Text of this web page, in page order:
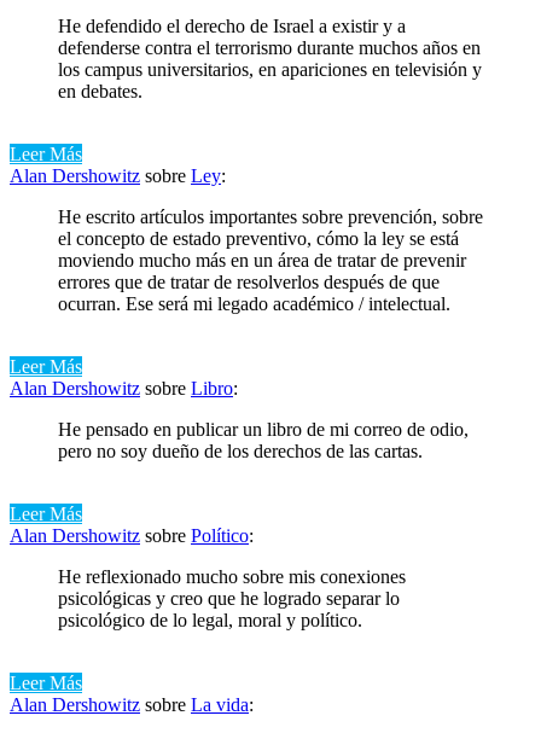
He defendido el derecho de Israel a existir y a
defenderse contra el terrorismo durante muchos años en
los campus universitarios, en apariciones en televisión y
en debates.
Leer Más
Alan Dershowitz sobre Ley:
He escrito artículos importantes sobre prevención, sobre
el concepto de estado preventivo, cómo la ley se está
moviendo mucho más en un área de tratar de prevenir
errores que de tratar de resolverlos después de que
ocurran. Ese será mi legado académico / intelectual.
Leer Más
Alan Dershowitz sobre Libro:
He pensado en publicar un libro de mi correo de odio,
pero no soy dueño de los derechos de las cartas.
Leer Más
Alan Dershowitz sobre Político:
He reflexionado mucho sobre mis conexiones
psicológicas y creo que he logrado separar lo
psicológico de lo legal, moral y político.
Leer Más
Alan Dershowitz sobre La vida: